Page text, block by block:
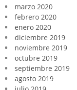
marzo 2020
febrero 2020
enero 2020
diciembre 2019
noviembre 2019
octubre 2019
septiembre 2019
agosto 2019